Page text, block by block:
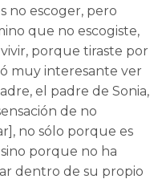
no escoger, pero
que no escogiste,
porque tiraste por
muy interesante ver
el padre de Sonia,
de no
no sólo porque es
porque no ha
dentro de su propio